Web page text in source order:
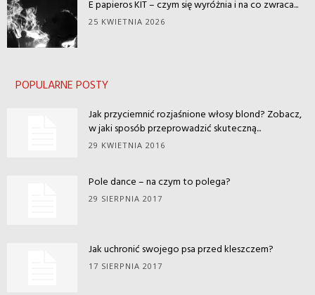
E papieros KIT – czym się wyróżnia i na co zwraca...
25 KWIETNIA 2026
POPULARNE POSTY
Jak przyciemnić rozjaśnione włosy blond? Zobacz,
w jaki sposób przeprowadzić skuteczną...
29 KWIETNIA 2016
Pole dance – na czym to polega?
29 SIERPNIA 2017
Jak uchronić swojego psa przed kleszczem?
17 SIERPNIA 2017